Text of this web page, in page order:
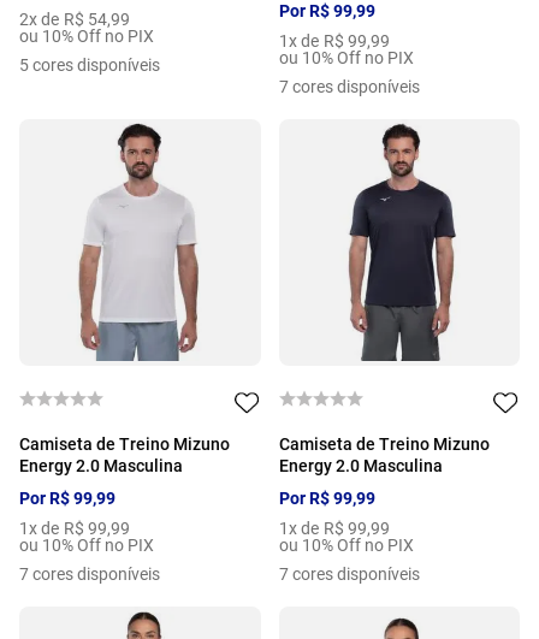
2x de R$ 54,99
ou 10% Off no PIX
5cores disponíveis
PorR$ 99,99
1x de R$ 99,99
ou 10% Off no PIX
7 cores disponíveis
Camiseta de Treino Mizuno
Energy 2.0 Masculina
PorR$99,99
1x de R$ 99,99
ou 10% Off no PIX
7cores disponíveis
Camiseta de Treino Mizuno
Energy 2.0 Masculina
PorR$ 99,99
1x de R$ 99,99
ou 10% Off no PIX
7 cores disponíveis